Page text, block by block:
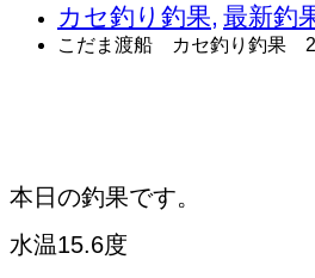
カセ釣り釣果, 最新釣
こだま渡船 カセ釣り釣果
本日の釣果です。
水温15.6度